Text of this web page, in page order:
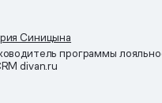
Синицына
программы
divan.ru